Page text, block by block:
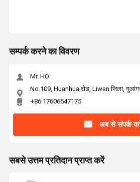
सम्पर्क करने का विवरण
Mr. HO
No.109, Huanhua रोड, Liwan जिला,
+86 17606647175
अब से संपर्क
सबसे उत्तम प्रतिदान प्राप्त करें